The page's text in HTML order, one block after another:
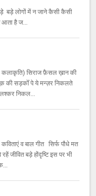
बड़े लोगों में न जाने कैसी कैसी
आता है ज...
कलाकृति) सिराज फ़ैसल ख़ान की
की सड़कोँ पे ये मन्ज़र निकलते
निकल...
व बाल गीत सिर्फ पौधे मत
जीवित बड़े होंदृष्टि इस पर भी